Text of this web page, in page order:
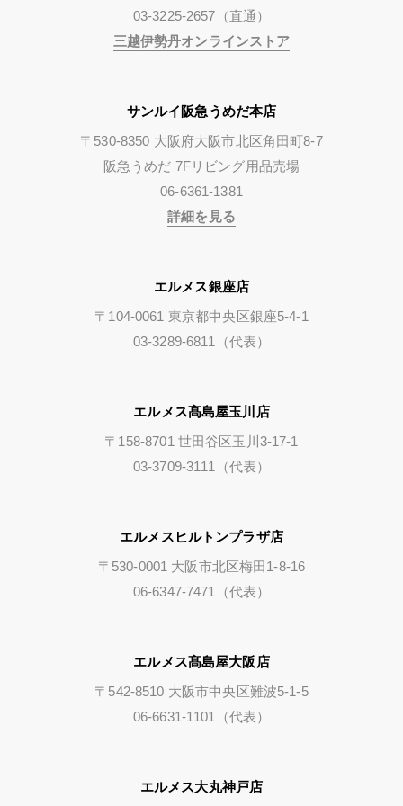
03-3225-2657（直通）
三越伊勢丹オンラインストア
サンルイ阪急うめだ本店
〒530-8350 大阪府大阪市北区角田町8-7
阪急うめだ 7Fリビング用品売場
06-6361-1381
詳細を見る
エルメス銀座店
〒104-0061 東京都中央区銀座5-4-1
03-3289-6811（代表）
エルメス髙島屋玉川店
〒158-8701 世田谷区玉川3-17-1
03-3709-3111（代表）
エルメスヒルトンプラザ店
〒530-0001 大阪市北区梅田1-8-16
06-6347-7471（代表）
エルメス髙島屋大阪店
〒542-8510 大阪市中央区難波5-1-5
06-6631-1101（代表）
エルメス大丸神戸店